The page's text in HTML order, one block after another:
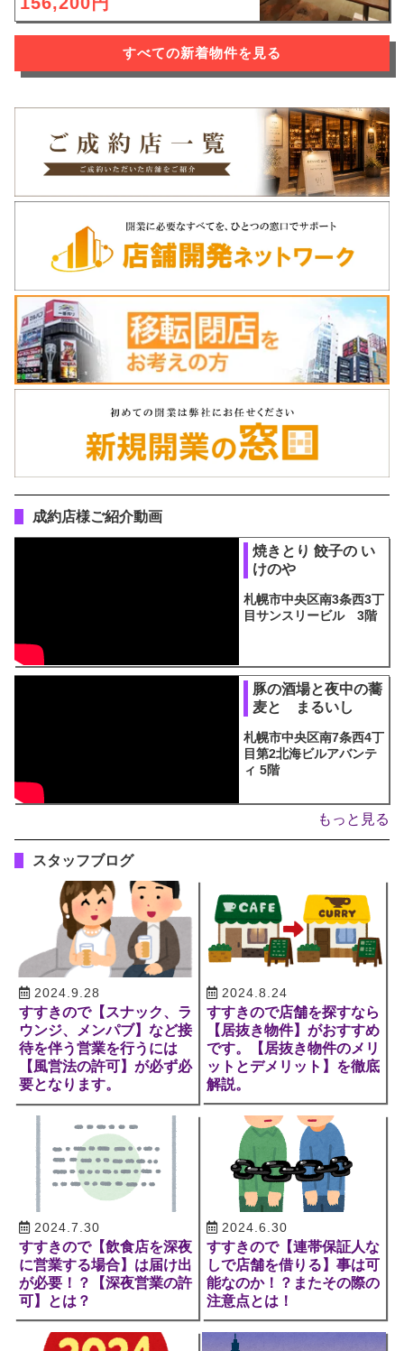
すべての新着物件を見る
成約店様ご紹介動画
焼きとり 餃子の い
けのや
札幌市中央区南3条西3丁
目サンスリービル 3階
豚の酒場と夜中の蕎
麦と まるいし
札幌市中央区南7条西4丁
目第2北海ビルアバンテ
ィ 5階
もっと見る
スタッフブログ
2024.9.28
すすきので【スナック、ラ
ウンジ、メンパブ】など接
待を伴う営業を行うには
【風営法の許可】が必ず必
要となります。
2024.8.24
すすきので店舗を探すなら
【居抜き物件】がおすすめ
です。【居抜き物件のメリ
ットとデメリット】を徹底
解説。
2024.7.30
すすきので【飲食店を深夜
に営業する場合】は届け出
が必要！？【深夜営業の許
可】とは？
2024.6.30
すすきので【連帯保証人な
しで店舗を借りる】事は可
能なのか！？またその際の
注意点とは！